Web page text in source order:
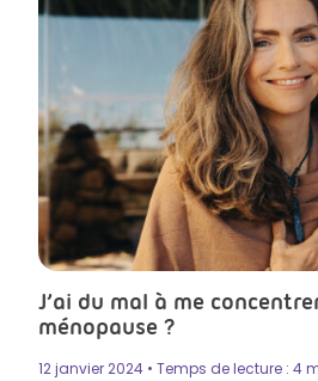
J’ai du mal à me
ménopause ?
12 janvier 2024 • Temps de lecture : 4